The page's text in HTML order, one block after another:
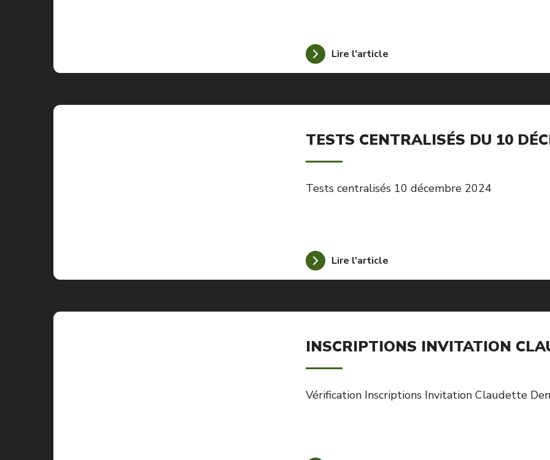
Lire l'article
TESTS CENTRALISÉS DU 10
Tests centralisés 10 décembre 2024
Lire l'article
INSCRIPTIONS INVITATION
Vérification Inscriptions Invitation Claudette